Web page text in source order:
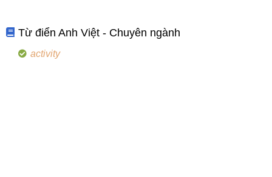
Từ điển Anh Việt - Chuyên ngành
activity